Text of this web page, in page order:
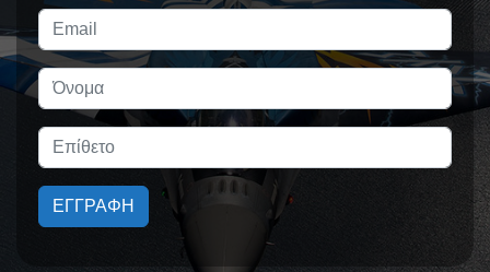
ΕΓΓΡΑΦΗ